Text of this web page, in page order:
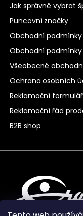
Jak správně vybrat
Puncovní značky
Obchodní
Obchodní
Všeobecné
Ochrana osobních
Reklamační formulář
Reklamační řád
B2B shop